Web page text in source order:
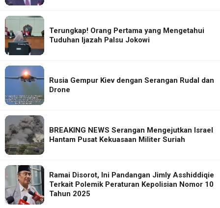
Terungkap! Orang Pertama yang Mengetahui
Tuduhan Ijazah Palsu Jokowi
Rusia Gempur Kiev dengan Serangan Rudal dan
Drone
BREAKING NEWS Serangan Mengejutkan Israel
Hantam Pusat Kekuasaan Militer Suriah
Ramai Disorot, Ini Pandangan Jimly Asshiddiqie
Terkait Polemik Peraturan Kepolisian Nomor 10
Tahun 2025